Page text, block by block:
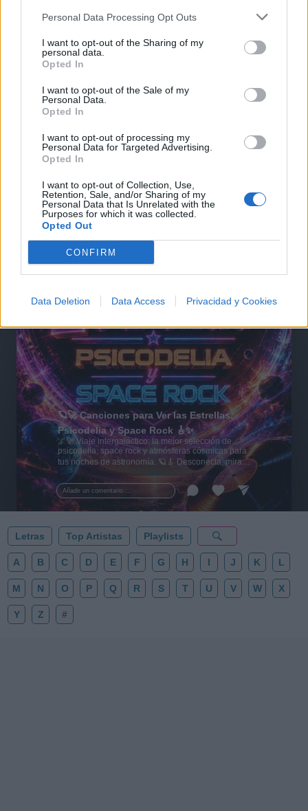
Personal Data Processing Opt Outs
I want to opt-out of the Sharing of my
personal data.
Opted In
I want to opt-out of the Sale of my
Personal Data.
Opted In
I want to opt-out of processing my
Personal Data for Targeted Advertising.
Opted In
I want to opt-out of Collection, Use,
Retention, Sale, and/or Sharing of my
Personal Data that Is Unrelated with the
Purposes for which it was collected.
Opted Out
CONFIRM
Data Deletion Data Access Privacidad y Cookies
'Control'
Comentarios (1)
Añadir un comentario ...
🪐🚀 Canciones para Ver las Estrellas:
Psicodelia y Space Rock 🎸✨
🌌🚀 Viaje intergaláctico: la mejor selección de
psicodelia, space rock y atmósferas cósmicas para
tus noches de astronomía. 🪐🎸 Desconecta, mira
al firmamento y siente la gravedad cero. 💾 ¡Guarda
esta colección para tu próxima noche estrellada!
✨⭐
Letras Top Artistas Playlists
A B C D E F G H I J K L
M N O P Q R S T U V W X
Y Z #